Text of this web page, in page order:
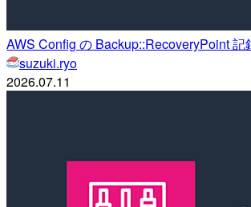
AWS Config の Backup::RecoveryPoint
suzuki.ryo
2026.07.11